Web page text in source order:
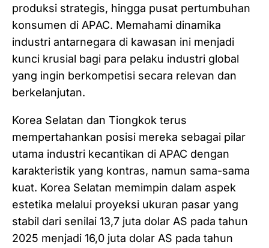
produksi strategis, hingga pusat pertumbuhan
konsumen di APAC. Memahami dinamika
industri antarnegara di kawasan ini menjadi
kunci krusial bagi para pelaku industri global
yang ingin berkompetisi secara relevan dan
berkelanjutan.
Korea Selatan dan Tiongkok terus
mempertahankan posisi mereka sebagai pilar
utama industri kecantikan di APAC dengan
karakteristik yang kontras, namun sama-sama
kuat. Korea Selatan memimpin dalam aspek
estetika melalui proyeksi ukuran pasar yang
stabil dari senilai 13,7 juta dolar AS pada tahun
2025 menjadi 16,0 juta dolar AS pada tahun